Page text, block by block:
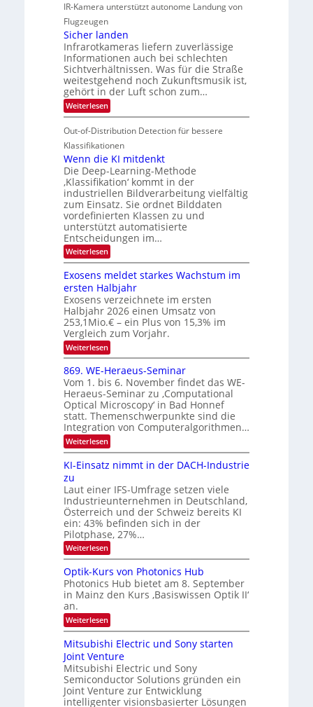
M
e
m
s
u
n
d
M
a
n
t
i
S
p
e
c
t
r
a
l
i
c
h
k
e
i
t
e
n
d
e
r
i
n
V
I
S
I
O
N
T
e
c
h
T
a
l
k
s
u
i
d
e
d
T
o
u
r
e
u
f
d
e
r
V
I
S
I
O
N
2
0
2
6
IR-Kamera unterstützt autonome Landung von
Flugzeugen
Sicher landen
Infrarotkameras liefern zuverlässige
Informationen auch bei schlechten
Sichtverhältnissen. Was für die Straße
weitestgehend noch Zukunftsmusik ist,
gehört in der Luft schon zum…
Weiterlesen:
S
c
h
r
l
a
n
d
e
n
Out-of-Distribution Detection für bessere
Klassifikationen
Wenn die KI mitdenkt
Die Deep-Learning-Methode
‚Klassifikation‘ kommt in der
industriellen Bildverarbeitung vielfältig
zum Einsatz. Sie ordnet Bilddaten
vordefinierten Klassen zu und
unterstützt automatisierte
Entscheidungen im…
Weiterlesen:
W
n
n
d
i
e
K
I
m
i
t
d
e
n
k
t
Exosens meldet starkes Wachstum im
ersten Halbjahr
Exosens verzeichnete im ersten
Halbjahr 2026 einen Umsatz von
253,1Mio.€ – ein Plus von 15,3% im
Vergleich zum Vorjahr.
Weiterlesen:
E
x
o
s
e
n
s
m
e
l
d
e
t
a
r
k
e
s
W
a
c
h
s
t
u
m
i
m
e
r
s
t
e
n
869. WE-Heraeus-Seminar
Vom 1. bis 6. November findet das WE-
Heraeus-Seminar zu ‚Computational
Optical Microscopy‘ in Bad Honnef
statt. Themenschwerpunkte sind die
Integration von Computeralgorithmen…
Weiterlesen:
8
9
W
E
-
H
e
r
a
e
u
s
-
S
m
i
a
r
KI-Einsatz nimmt in der DACH-Industrie
zu
Laut einer IFS-Umfrage setzen viele
Industrieunternehmen in Deutschland,
Österreich und der Schweiz bereits KI
ein: 43% befinden sich in der
Pilotphase, 27%…
Weiterlesen:
K
-
E
i
s
a
t
z
n
i
m
m
t
i
Optik-Kurs von Photonics Hub
Photonics Hub bietet am 8. September
in Mainz den Kurs ‚Basiswissen Optik II‘
an.
Weiterlesen:
O
p
t
i
k
-
K
u
Mitsubishi Electric und Sony starten
Joint Venture
Mitsubishi Electric und Sony
Semiconductor Solutions gründen ein
Joint Venture zur Entwicklung
intelligenter visionsbasierter Lösungen